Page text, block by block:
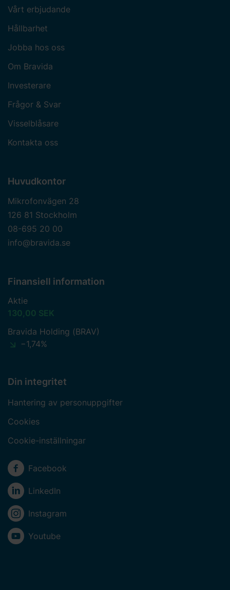
Vårt erbjudande
Hållbarhet
Jobba hos oss
Om Bravida
Investerare
Frågor & Svar
Visselblåsare
Kontakta oss
Huvudkontor
Mikrofonvägen 28
126 81 Stockholm
08-695 20 00
info@bravida.se
Finansiell information
Aktie
130,00 SEK
Bravida Holding (BRAV)
−1,74%
Din integritet
Hantering av personuppgifter
Cookies
Cookie-inställningar
Sociala medier
Facebook
LinkedIn
Instagram
Youtube